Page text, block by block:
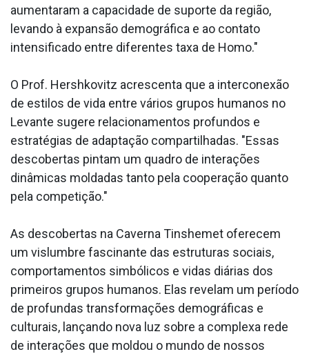
aumentaram a capacidade de suporte da região,
levando à expansão demográfica e ao contato
intensificado entre diferentes taxa de Homo."
O Prof. Hershkovitz acrescenta que a interconexão
de estilos de vida entre vários grupos humanos no
Levante sugere relacionamentos profundos e
estratégias de adaptação compartilhadas. "Essas
descobertas pintam um quadro de interações
dinâmicas moldadas tanto pela cooperação quanto
pela competição."
As descobertas na Caverna Tinshemet oferecem
um vislumbre fascinante das estruturas sociais,
comportamentos simbólicos e vidas diárias dos
primeiros grupos humanos. Elas revelam um período
de profundas transformações demográficas e
culturais, lançando nova luz sobre a complexa rede
de interações que moldou o mundo de nossos